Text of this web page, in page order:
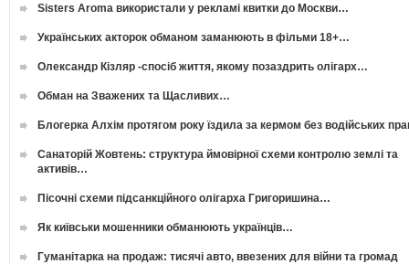
Sisters Aroma використали у рекламі квитки до Москви…
Українських акторок обманом заманюють в фільми 18+…
Олександр Кізляр -спосіб життя, якому позаздрить олігарх…
Обман на Зважених та Щасливих…
Блогерка Алхім протягом року їздила за кермом без водійських
Санаторій Жовтень: структура ймовірної схеми контролю землі та
активів…
Пісочні схеми підсанкційного олігарха Григоришина…
Як київськи мошенники обманюють українців…
Гуманітарка на продаж: тисячі авто, ввезених для війни та громад